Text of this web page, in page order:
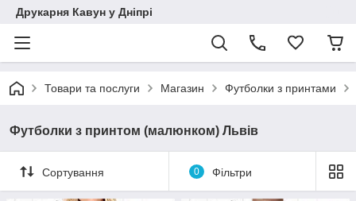
Друкарня Кавун у Дніпрі
Товари та послуги Магазин Футболки з принтами
Футболки з принтом (малюнком) Львів
Сортування 0 Фільтри